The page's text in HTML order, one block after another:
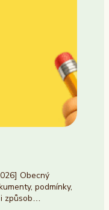
Obecný
podmínky,
způsob…